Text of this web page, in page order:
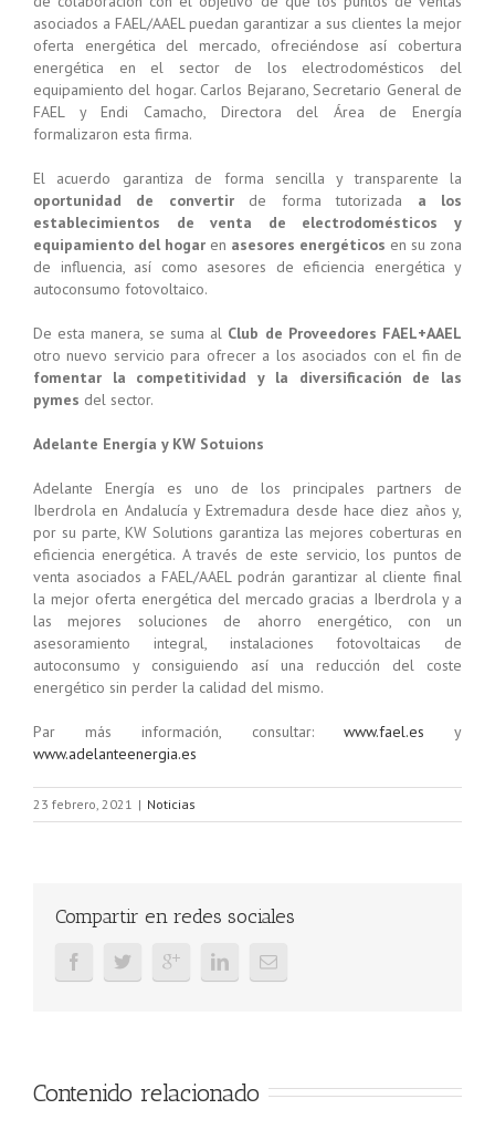
asociados a FAEL/AAEL puedan garantizar a sus clientes la mejor
oferta energética del mercado, ofreciéndose así cobertura
energética en el sector de los electrodomésticos del
equipamiento del hogar. Carlos Bejarano, Secretario General de
FAEL y Endi Camacho, Directora del Área de Energía
formalizaron esta firma.
El acuerdo garantiza de forma sencilla y transparente la
oportunidad de convertirde forma tutorizada a los
establecimientos de venta de electrodomésticos y
equipamiento del hogar en asesores energéticos en su zona
de influencia, así como asesores de eficiencia energética y
autoconsumo fotovoltaico.
De esta manera, se suma al Club de Proveedores FAEL+AAEL
otro nuevo servicio para ofrecer a los asociados con el fin de
fomentar la competitividad y la diversificación de las
pymes del sector.
Adelante Energía y KW Sotuions
Adelante Energía es uno de los principales partners de
Iberdrola en Andalucía y Extremadura desde hace diez años y,
por su parte, KW Solutions garantiza las mejores coberturas en
eficiencia energética. A través de este servicio, los puntos de
venta asociados a FAEL/AAEL podrán garantizar al cliente final
la mejor oferta energética del mercado gracias a Iberdrola y a
las mejores soluciones de ahorro energético, con un
asesoramiento integral, instalaciones fotovoltaicas de
autoconsumo y consiguiendo así una reducción del coste
energético sin perder la calidad del mismo.
Par más información, consultar: www.fael.es y
www.adelanteenergia.es
23 febrero, 2021 | Noticias
Compartir en redes sociales
Contenido relacionado